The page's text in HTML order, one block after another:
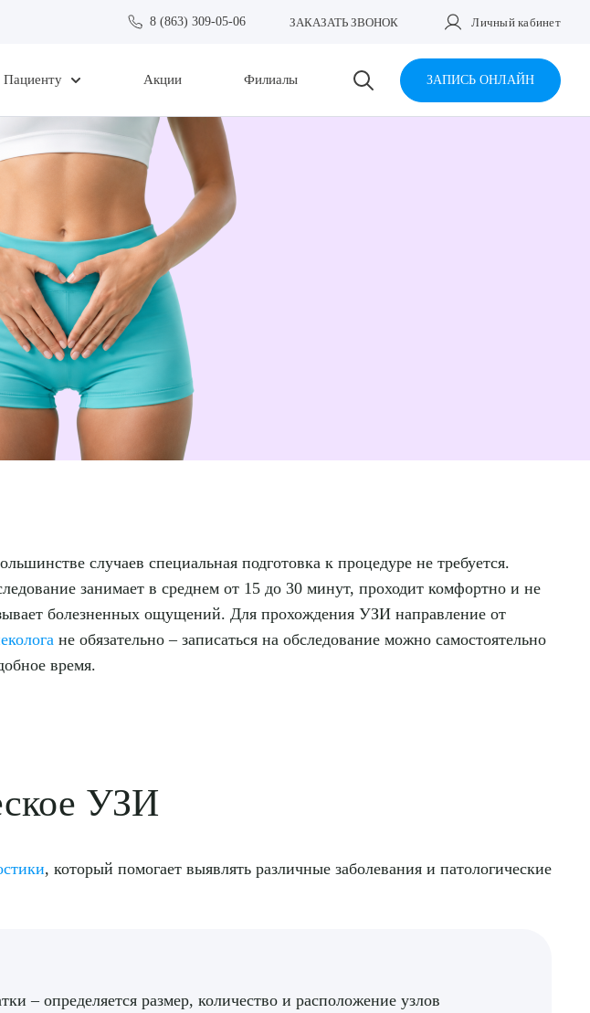
8 (863) 309-05-06 ЗАКАЗАТЬ ЗВОНОК Личный кабинет
Пациенту Акции Филиалы ЗАПИСЬ ОНЛАЙН
случаев специальная подготовка к процедуре не требуется.
занимает в среднем от 15 до 30 минут, проходит комфортно и не
болезненных ощущений. Для прохождения УЗИ направление от
не обязательно – записаться на обследование можно самостоятельно
время.
УЗИ
, который помогает выявлять различные заболевания и патологические
– определяется размер, количество и расположение узлов